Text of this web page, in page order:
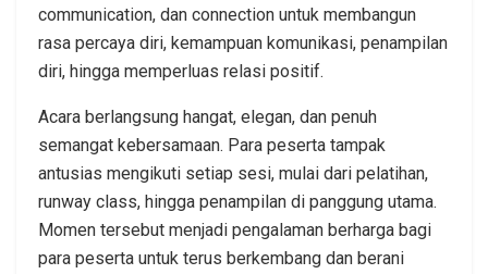
communication, dan connection untuk membangun
rasa percaya diri, kemampuan komunikasi, penampilan
diri, hingga memperluas relasi positif.
Acara berlangsung hangat, elegan, dan penuh
semangat kebersamaan. Para peserta tampak
antusias mengikuti setiap sesi, mulai dari pelatihan,
runway class, hingga penampilan di panggung utama.
Momen tersebut menjadi pengalaman berharga bagi
para peserta untuk terus berkembang dan berani